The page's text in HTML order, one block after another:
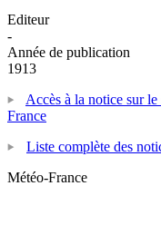
Editeur
-
Année de publication
1913
Accès à la notice sur
France
Liste complète des
Météo-France